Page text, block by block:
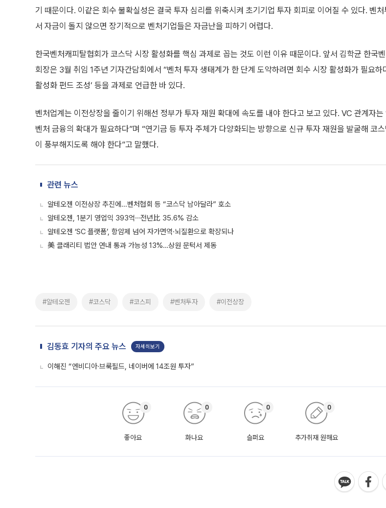
기 때문이다. 이같은 회수 불확실성은 결국 투자 심리를 위축시켜 초기기업 투자 회피로 이어질 수 있다. 벤처
서 자금이 돌지 않으면 장기적으로 벤처기업들은 자금난을 피하기 어렵다.
한국벤처캐피탈협회가 코스닥 시장 활성화를 핵심 과제로 꼽는 것도 이런 이유 때문이다. 앞서 김학균 한국
회장은 3월 취임 1주년 기자간담회에서 “벤처 투자 생태계가 한 단계 도약하려면 회수 시장 활성화가 필요하
활성화 펀드 조성’ 등을 과제로 언급한 바 있다.
벤처업계는 이전상장을 줄이기 위해선 정부가 투자 재원 확대에 속도를 내야 한다고 보고 있다. VC 관계자는
벤처 금융의 확대가 필요하다”며 “연기금 등 투자 주체가 다양화되는 방향으로 신규 투자 재원을 발굴해 코
이 풍부해지도록 해야 한다”고 말했다.
관련 뉴스
알테오젠 이전상장 추진에...벤처협회 등 “코스닥 남아달라” 호소
알테오젠, 1분기 영업익 393억⋯전년比 35.6% 감소
알테오젠 ‘SC 플랫폼’, 항암제 넘어 자가면역·뇌질환으로 확장되나
美 클래리티 법안 연내 통과 가능성 13%…상원 문턱서 제동
#알테오젠 #코스닥 #코스피 #벤처투자 #이전상장
김동효 기자의 주요 뉴스 자세히보기
이해진 “엔비디아·브룩필드, 네이버에 14조원 투자”
좋아요
0
화나요
0
슬퍼요
0
추가취재 원해요
0